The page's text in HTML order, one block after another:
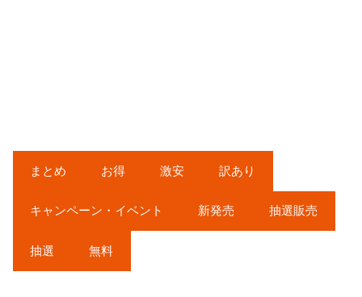
まとめ お得 激安 訳あり
キャンペーン・イベント 新発売 抽選販売
抽選 無料